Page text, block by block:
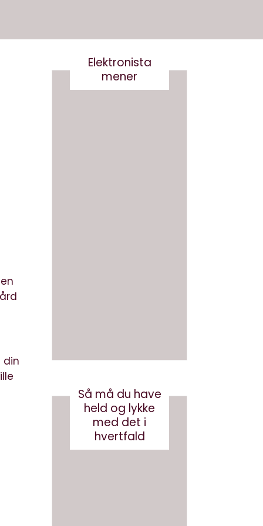
din
Elektronista
mener
Så må du have
held og lykke
med det i
hvertfald